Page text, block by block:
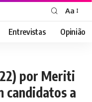
Font
Resizer
Aa
Entrevistas Opinião
por Meriti
candidatos a